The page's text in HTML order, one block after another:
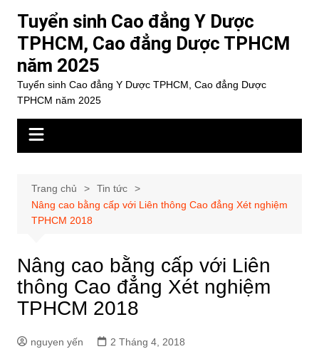
dung
Tuyển sinh Cao đẳng Y Dược
TPHCM, Cao đẳng Dược TPHCM
năm 2025
Tuyển sinh Cao đẳng Y Dược TPHCM, Cao đẳng Dược
TPHCM năm 2025
Trang chủ
Tin tức
Nâng cao bằng cấp với Liên thông Cao đẳng Xét nghiệm
TPHCM 2018
Nâng cao bằng cấp với Liên
thông Cao đẳng Xét nghiệm
TPHCM 2018
nguyen yến
2 Tháng 4, 2018